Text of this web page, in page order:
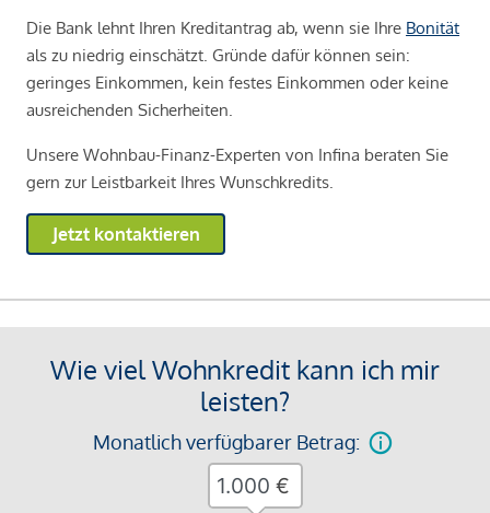
Die Bank lehnt Ihren Kreditantrag ab, wenn sie Ihre Bonität
als zu niedrig einschätzt. Gründe dafür können sein:
geringes Einkommen, kein festes Einkommen oder keine
ausreichenden Sicherheiten.
Unsere Wohnbau-Finanz-Experten von Infina beraten Sie
gern zur Leistbarkeit Ihres Wunschkredits.
Jetzt kontaktieren
Wie viel Wohnkredit kann ich mir
leisten?
Monatlich verfügbarer Betrag:
€